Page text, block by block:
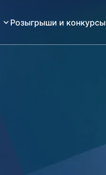
Розыгрыши и конкурсы